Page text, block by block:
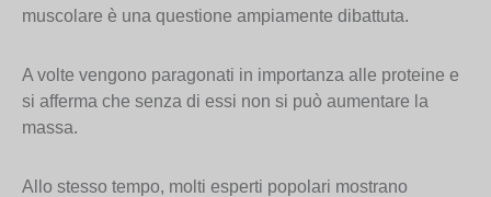
muscolare è una questione ampiamente dibattuta.
A volte vengono paragonati in importanza alle proteine e
si afferma che senza di essi non si può aumentare la
massa.
Allo stesso tempo, molti esperti popolari mostrano